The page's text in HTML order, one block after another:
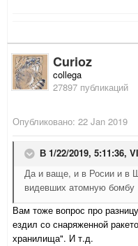
Curioz
collega
27897 публикаций
Опубликовано: 22 Jan 2019
В 1/22/2019, 5:11:36,
Да и ваще, и в Росии и в
видевших атомную бомбу
Вам тоже вопрос про
ездил со снаряженной
хранилища". И т.д.